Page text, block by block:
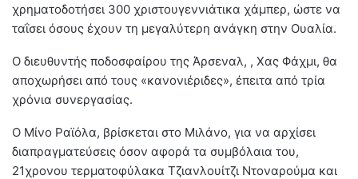
χρηματοδοτήσει 300 χριστουγεννιάτικα χάμπερ, ώστε να
ταΐσει όσους έχουν τη μεγαλύτερη ανάγκη στην Ουαλία.
Ο διευθυντής ποδοσφαίρου της Άρσεναλ, , Χας Φάχμι, θα
αποχωρήσει από τους «κανονιέριδες», έπειτα από τρία
χρόνια συνεργασίας.
Ο Μίνο Ραϊόλα, βρίσκεται στο Μιλάνο, για να αρχίσει
διαπραγματεύσεις όσον αφορά τα συμβόλαια του,
21χρονου τερματοφύλακα Τζιανλουίτζι Ντοναρούμα και